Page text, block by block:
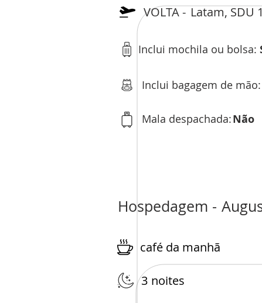
VOLTA - Latam, SDU
Inclui mochila ou bolsa:
Inclui bagagem de mão:
Mala despachada:Não
Hospedagem -
café da manhã
3 noites